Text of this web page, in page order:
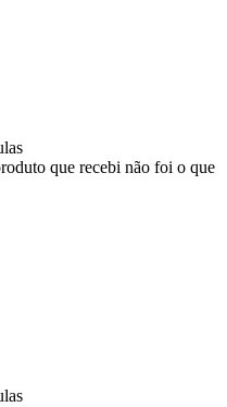
que recebi não foi o que